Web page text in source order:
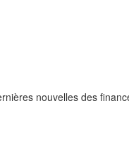
nouvelles des